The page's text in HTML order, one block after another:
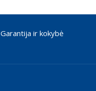
Garantija ir kokybė